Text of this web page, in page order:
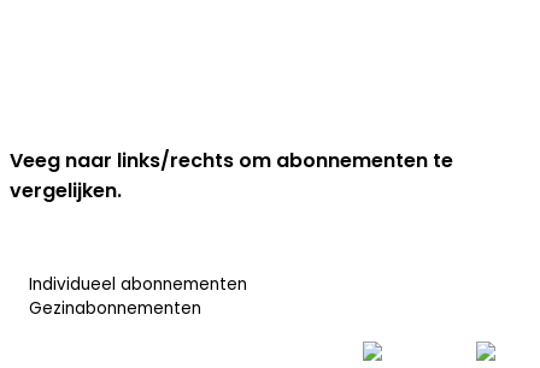
Veeg naar links/rechts om abonnementen te
vergelijken.
Individueel abonnementen
Gezinabonnementen